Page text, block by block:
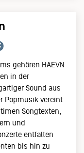
gehören HAEVN
in der
Sound aus
Popmusik vereint
Songtexten,
und
entfalten
bis hin zu